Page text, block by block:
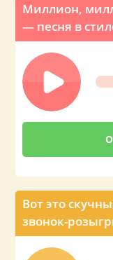
Миллион,
— песня в
Вот это
звонок-